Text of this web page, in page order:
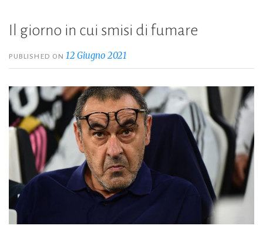
Il giorno in cui smisi di fumare
PUBLISHED ON12 Giugno 2021